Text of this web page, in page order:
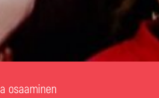
osaaminen